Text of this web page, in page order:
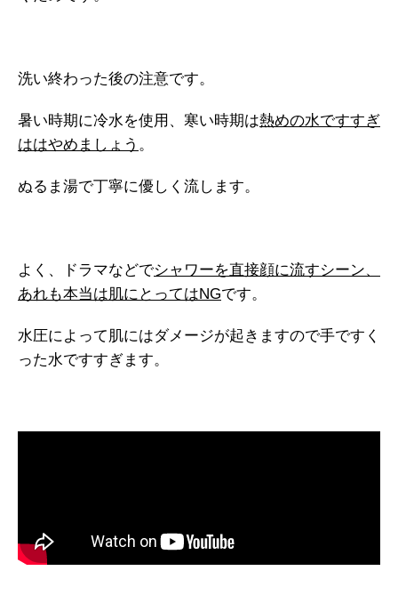
洗い終わった後の注意です。
暑い時期に冷水を使用、寒い時期は熱めの水ですすぎ
ははやめましょう 。
ぬるま湯で丁寧に優しく流します。
よく、ドラマなどでシャワーを直接顔に流すシーン、
あれも本当は肌にとってはNGです。
水圧によって肌にはダメージが起きますので手ですく
った水ですすぎます。